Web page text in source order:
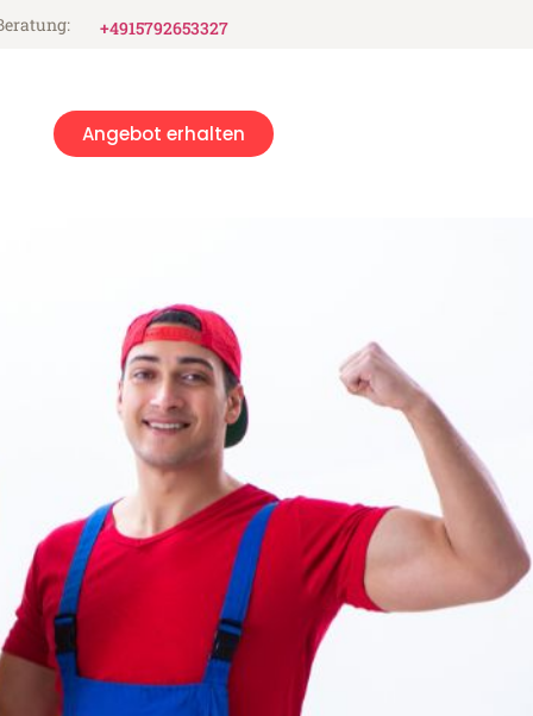
+4915792653327
Angebot erhalten